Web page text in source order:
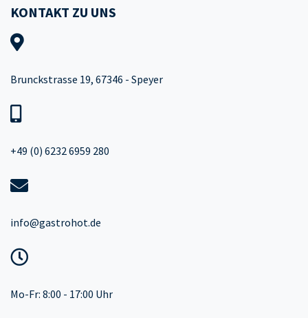
KONTAKT ZU UNS
Brunckstrasse 19, 67346 - Speyer
+49 (0) 6232 6959 280
info@gastrohot.de
Mo-Fr: 8:00 - 17:00 Uhr